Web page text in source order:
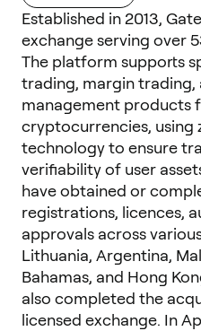
Established in 2013,
exchange serving over
The platform supports
trading, margin trading,
management products
cryptocurrencies, using
technology to ensure
verifiability of user
have obtained or
registrations, licences,
approvals across
Lithuania, Argentina,
Bahamas, and Hong
also completed the
licensed exchange. In